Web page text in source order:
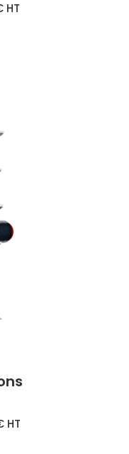
HT
HT